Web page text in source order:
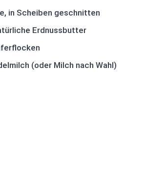
in Scheiben geschnitten
Erdnussbutter
(oder Milch nach Wahl)